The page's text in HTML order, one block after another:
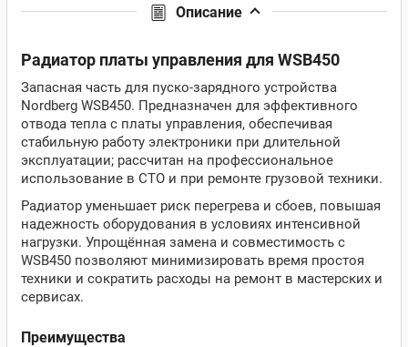
Описание
Радиатор платы управления для WSB450
Запасная часть для пуско-зарядного устройства
Nordberg WSB450. Предназначен для эффективного
отвода тепла с платы управления, обеспечивая
стабильную работу электроники при длительной
эксплуатации; рассчитан на профессиональное
использование в СТО и при ремонте грузовой техники.
Радиатор уменьшает риск перегрева и сбоев, повышая
надежность оборудования в условиях интенсивной
нагрузки. Упрощённая замена и совместимость с
WSB450 позволяют минимизировать время простоя
техники и сократить расходы на ремонт в мастерских и
сервисах.
Преимущества